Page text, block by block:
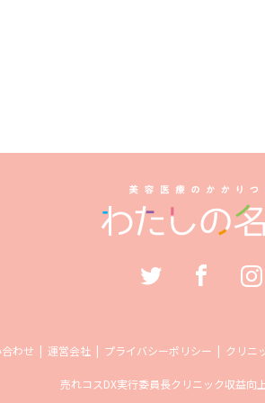
わせ 運営会社 プライバシーポリシー クリニ
売れコスDX実行委員長クリニック収益向